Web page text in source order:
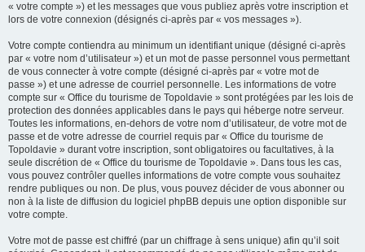
« votre compte ») et les messages que vous publiez après votre inscription et
lors de votre connexion (désignés ci-après par « vos messages »).
Votre compte contiendra au minimum un identifiant unique (désigné ci-après
par « votre nom d’utilisateur ») et un mot de passe personnel vous permettant
de vous connecter à votre compte (désigné ci-après par « votre mot de
passe ») et une adresse de courriel personnelle. Les informations de votre
compte sur « Office du tourisme de Topoldavie » sont protégées par les lois de
protection des données applicables dans le pays qui héberge notre serveur.
Toutes les informations, en-dehors de votre nom d’utilisateur, de votre mot de
passe et de votre adresse de courriel requis par « Office du tourisme de
Topoldavie » durant votre inscription, sont obligatoires ou facultatives, à la
seule discrétion de « Office du tourisme de Topoldavie ». Dans tous les cas,
vous pouvez contrôler quelles informations de votre compte vous souhaitez
rendre publiques ou non. De plus, vous pouvez décider de vous abonner ou
non à la liste de diffusion du logiciel phpBB depuis une option disponible sur
votre compte.
Votre mot de passe est chiffré (par un chiffrage à sens unique) afin qu’il soit